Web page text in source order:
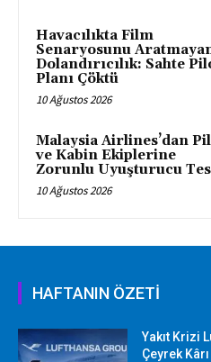
Havacılıkta Film
Senaryosunu
Dolandırıcılık: Sahte
Planı Çöktü
10 Ağustos 2026
Malaysia Airlines’dan
ve Kabin Ekiplerine
Zorunlu Uyuşturucu
10 Ağustos 2026
HAFTANIN ÖZETİ
Yakıt Krizi
Çeyrek